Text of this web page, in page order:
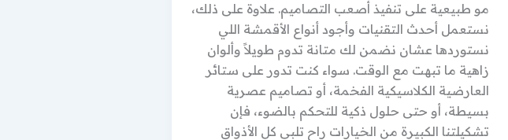
مو طبيعية على تنفيذ أصعب التصاميم. علاوة على ذلك،
نستعمل أحدث التقنيات وأجود أنواع الأقمشة اللي
نستوردها عشان نضمن لك متانة تدوم طويلاً وألوان
زاهية ما تبهت مع الوقت. سواء كنت تدور على ستائر
العارضية الكلاسيكية الفخمة، أو تصاميم عصرية
بسيطة، أو حتى حلول ذكية للتحكم بالضوء، فإن
تشكيلتنا الكبيرة من الخيارات راح تلبي كل الأذواق